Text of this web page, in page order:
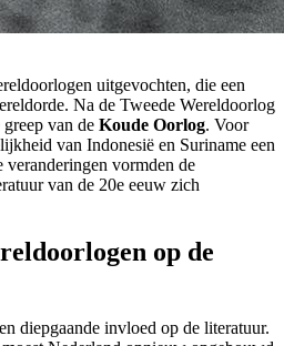
uitgevochten, die een
Na de Tweede Wereldoorlog
van de Koude Oorlog. Voor
van Indonesië en Suriname een
veranderingen vormden de
van de 20e eeuw zich
op de
diepgaande invloed op de literatuur.